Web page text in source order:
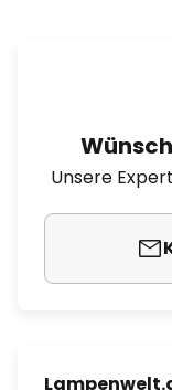
Unsere